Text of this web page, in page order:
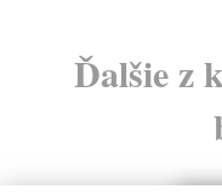
Ďalšie z